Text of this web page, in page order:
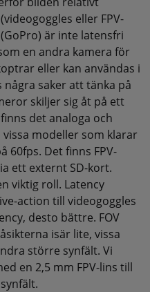
eller FPV-
är inte latensfri
en andra kamera för
eller kan användas i
saker att tänka på
skiljer sig åt på ett
det analoga och
modeller som klarar
60fps. Det finns FPV-
ett externt SD-kort.
viktig roll. Latency
action till videogoggles
desto bättre. FOV
isär lite, vissa
större synfält. Vi
en 2,5 mm FPV-lins till